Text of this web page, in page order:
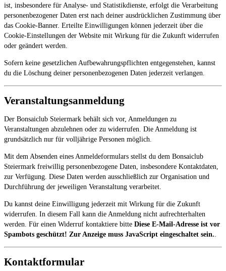
ist, insbesondere für Analyse- und Statistikdienste, erfolgt die Verarbeitung
personenbezogener Daten erst nach deiner ausdrücklichen Zustimmung über
das Cookie-Banner. Erteilte Einwilligungen können jederzeit über die
Cookie-Einstellungen der Website mit Wirkung für die Zukunft widerrufen
oder geändert werden.
Sofern keine gesetzlichen Aufbewahrungspflichten entgegenstehen, kannst
du die Löschung deiner personenbezogenen Daten jederzeit verlangen.
Veranstaltungsanmeldung
Der Bonsaiclub Steiermark behält sich vor, Anmeldungen zu
Veranstaltungen abzulehnen oder zu widerrufen. Die Anmeldung ist
grundsätzlich nur für volljährige Personen möglich.
Mit dem Absenden eines Anmeldeformulars stellst du dem Bonsaiclub
Steiermark freiwillig personenbezogene Daten, insbesondere Kontaktdaten,
zur Verfügung. Diese Daten werden ausschließlich zur Organisation und
Durchführung der jeweiligen Veranstaltung verarbeitet.
Du kannst deine Einwilligung jederzeit mit Wirkung für die Zukunft
widerrufen. In diesem Fall kann die Anmeldung nicht aufrechterhalten
werden. Für einen Widerruf kontaktiere bitte Diese E-Mail-Adresse ist vor
Spambots geschützt! Zur Anzeige muss JavaScript eingeschaltet sein..
Kontaktformular